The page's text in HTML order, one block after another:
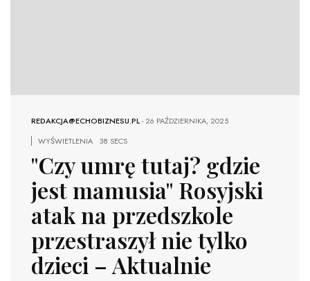
REDAKCJA@ECHOBIZNESU.PL-26 PAŹDZIERNIKA, 2025
WYŚWIETLENIA
38 SECS
"Czy umrę tutaj? gdzie
jest mamusia" Rosyjski
atak na przedszkole
przestraszył nie tylko
dzieci – Aktualnie